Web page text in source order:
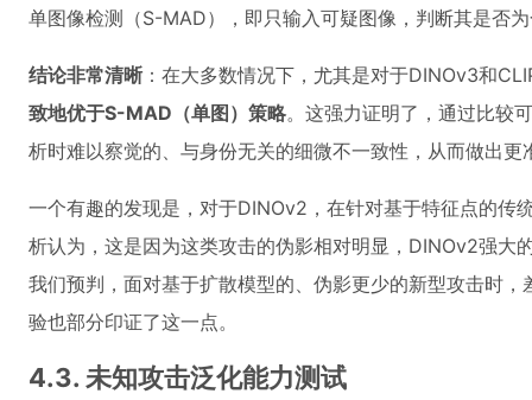
单图像检测（S-MAD），即只输入可疑图像，判断其是否
结论非常清晰 ：在大多数情况下，尤其是对于DINOv3和
致地优于S-MAD（单图）策略。这强力证明了，通过比较
析时难以察觉的、与身份无关的细微不一致性，从而做出更
一个有趣的发现是，对于DINOv2，在针对基于特征点的传
析认为，这是因为这类攻击的伪影相对明显，DINOv2强大
我们预判，面对基于扩散模型的、伪影更少的新型攻击时
验也部分印证了这一点。
4.3. 未知攻击泛化能力测试